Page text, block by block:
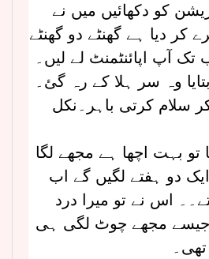
کو دکھائیں میں نے
کر دیا ہے گھنٹے دو گھنٹے
آپ اپائنٹمنٹ لے لیں۔
وہ سر ہلا کے رہ گئ۔
کرتی باہر۔نکل
تو بہت اچھا ہے مجھے لگا
دو ہفتے لگیں گے اب
اس نے تو میرا درد
جیسے مجھے چوٹ لگی ہی